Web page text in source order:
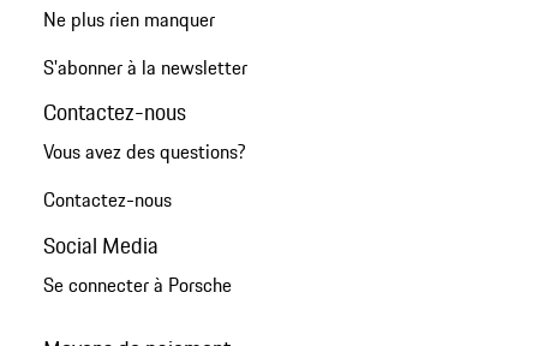
Ne plus rien manquer
S'abonner à la newsletter
Contactez-nous
Vous avez des questions?
Contactez-nous
Social Media
Se connecter à Porsche